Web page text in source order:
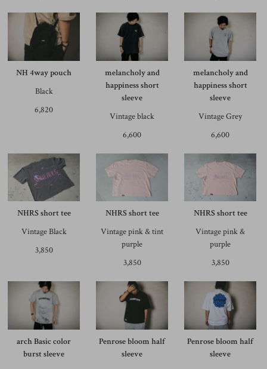
NH 4way pouch
Black
6,820
melancholy and
happiness short
sleeve
Vintage black
6,600
melancholy and
happiness short
sleeve
Vintage Grey
6,600
NHRS short tee
Vintage Black
3,850
NHRS short tee
Vintage pink & tint
purple
3,850
NHRS short tee
Vintage pink &
purple
3,850
arch Basic color
burst sleeve
Penrose bloom half
sleeve
Penrose bloom half
sleeve